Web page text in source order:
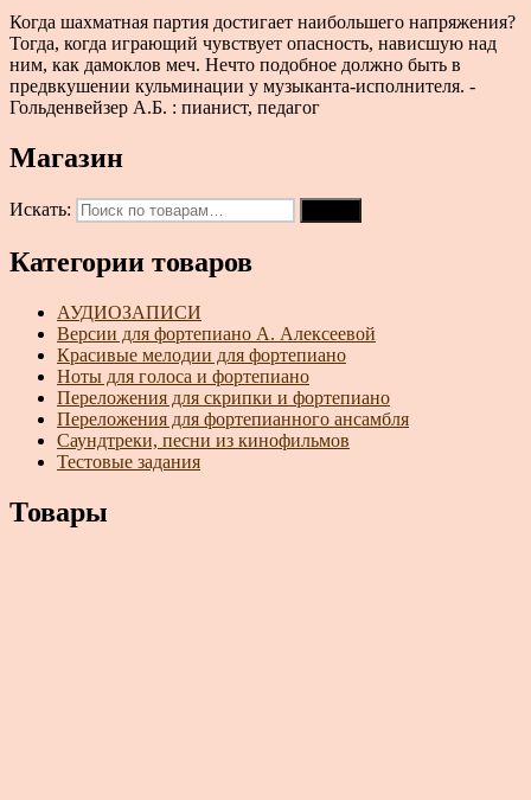
Когда шахматная партия достигает наибольшего напряжения?
Тогда, когда играющий чувствует опасность, нависшую над
ним, как дамоклов меч. Нечто подобное должно быть в
предвкушении кульминации у музыканта-исполнителя. -
Гольденвейзер А.Б. : пианист, педагог
Магазин
Искать:
Категории товаров
АУДИОЗАПИСИ
Версии для фортепиано А. Алексеевой
Красивые мелодии для фортепиано
Ноты для голоса и фортепиано
Переложения для скрипки и фортепиано
Переложения для фортепианного ансамбля
Саундтреки, песни из кинофильмов
Тестовые задания
Товары